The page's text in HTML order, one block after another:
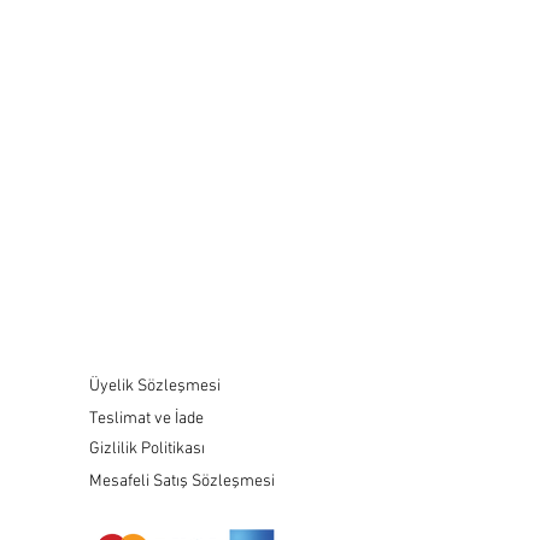
Üyelik Sözleşmesi
Teslimat ve İade
Gizlilik Politikası
Mesafeli Satış Sözleşmesi